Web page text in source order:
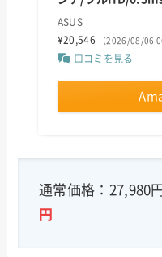
ASUS
¥20,546
（2026/08/06
口コミを見る
通常価格：27,980
円